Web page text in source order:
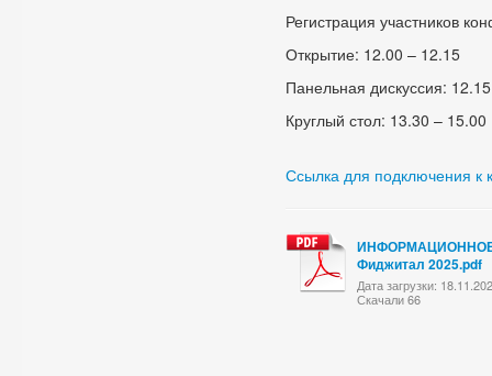
Регистрация участников
Открытие: 12.00 – 12.15
Панельная дискуссия:
Круглый стол: 13.30 – 15.00
Ссылка для подключения к
Фиджитал 2025.pdf
Дата загрузки:
Скачали 66